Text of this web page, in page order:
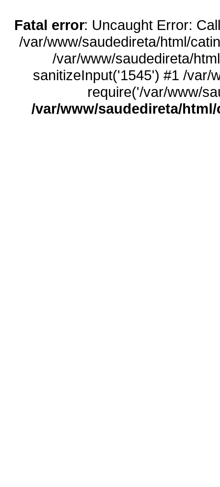
Fatal error: Uncaught Error:
/var/www/saudedireta/html/
/var/www/saudedireta/
sanitizeInput('1545') #1 /var/
require('/var/www/
/var/www/saudedireta/